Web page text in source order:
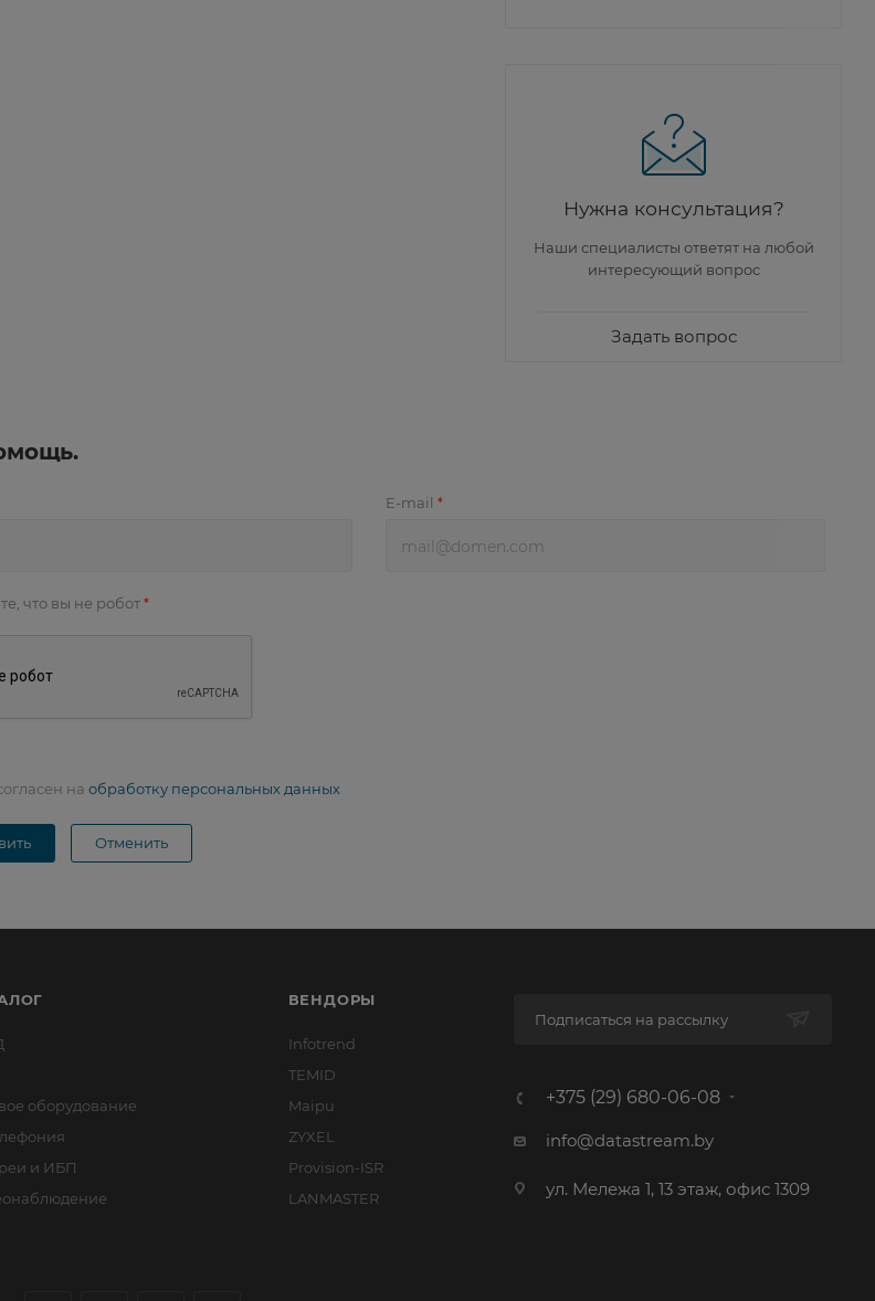
Нужна консультация?
Наши специалисты ответят на любой
интересующий вопрос
Задать вопрос
E-mail *
что вы не робот *
на обработку персональных данных
Отменить
оборудование
и ИБП
ВЕНДОРЫ
Infotrend
TEMID
Maipu
ZYXEL
Provision-ISR
LANMASTER
Подписаться на рассылку
+375 (29) 680-06-08
info@datastream.by
ул. Мележа 1, 13 этаж, офис 1309